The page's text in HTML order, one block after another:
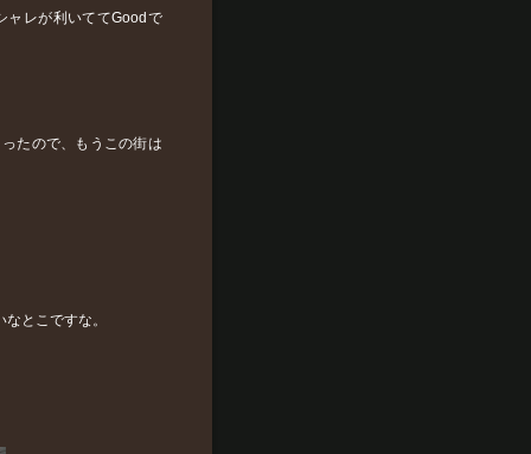
ャレが利いててGoodで
たので、もうこの街は
とこですな。